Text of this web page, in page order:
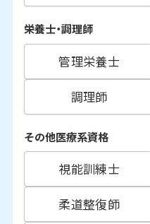
栄養士・調理師
管理栄養士
調理師
その他医療系資格
視能訓練士
柔道整復師